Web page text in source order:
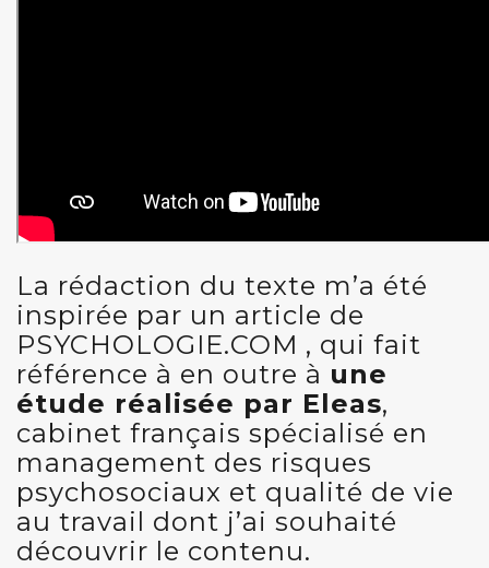
La rédaction du texte m’a été
inspirée par un article de
PSYCHOLOGIE.COM , qui fait
référence à en outre à une
étude réalisée par Eleas,
cabinet français spécialisé en
management des risques
psychosociaux et qualité de vie
au travail dont j’ai souhaité
découvrir le contenu.